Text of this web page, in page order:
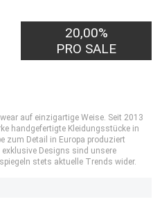
20,00%
PRO SALE
auf einzigartige Weise. Seit 2013
handgefertigte Kleidungsstücke in
zum Detail in Europa produziert
Designs sind unsere
stets aktuelle Trends wider.